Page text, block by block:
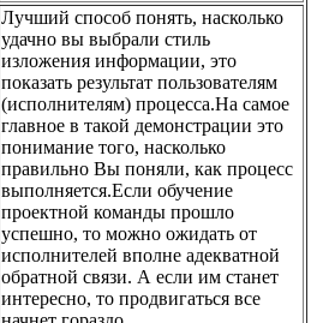
Лучший способ понять, насколько
удачно вы выбрали стиль
изложения информации, это
показать результат пользователям
(исполнителям) процесса.На самое
главное в такой демонстрации это
понимание того, насколько
правильно Вы поняли, как процесс
выполняется.Если обучение
проектной команды прошло
успешно, то можно ожидать от
исполнителей вполне адекватной
обратной связи. А если им станет
интересно, то продвигаться все